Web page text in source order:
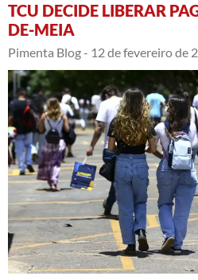
TCU DECIDE LIBERAR
DE-MEIA
Pimenta Blog - 12 de fevereiro de